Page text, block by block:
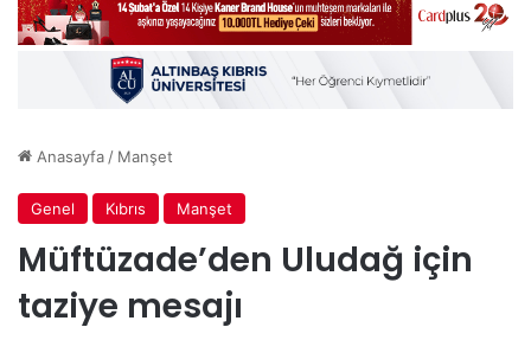
Anasayfa / Manşet
Genel Kıbrıs Manşet
Müftüzade’den Uludağ için
taziye mesajı